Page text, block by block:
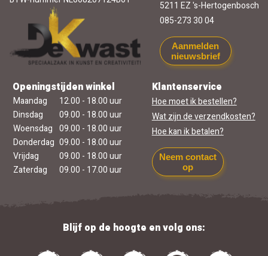
5211 EZ 's-Hertogenbosch
085-273 30 04
Aanmelden
nieuwsbrief
Openingstijden winkel
Maandag
12.00 - 18.00 uur
Dinsdag
09.00 - 18.00 uur
Woensdag 09.00 - 18.00 uur
Donderdag 09.00 - 18.00 uur
Vrijdag
09.00 - 18.00 uur
Zaterdag
09.00 - 17.00 uur
Klantenservice
Hoe moet ik bestellen?
Wat zijn de verzendkosten?
Hoe kan ik betalen?
Neem contact
op
Blijf op de hoogte en volg ons: